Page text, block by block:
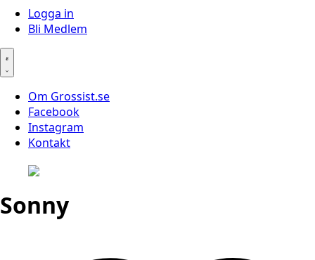
Logga in
Bli Medlem
Om Grossist.se
Facebook
Instagram
Kontakt
Sonny